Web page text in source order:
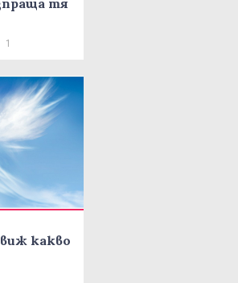
тя
1
какво